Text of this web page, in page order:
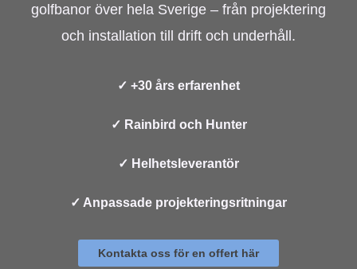
golfbanor över hela Sverige – från projektering
och installation till drift och underhåll.
✓ +30 års erfarenhet
✓ Rainbird och Hunter
✓ Helhetsleverantör
✓ Anpassade projekteringsritningar
Kontakta oss för en offert här